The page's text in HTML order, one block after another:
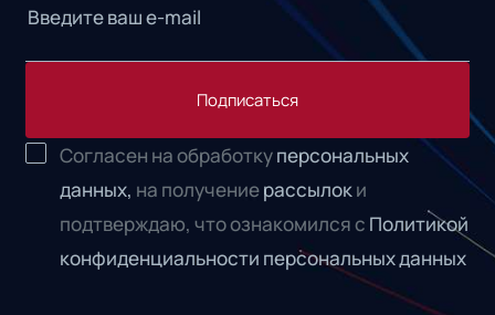
Подписаться
Согласен на обработкуперсональных
данных, на получениерассылоки
подтверждаю, что ознакомился с Политикой
конфиденциальности персональных данных